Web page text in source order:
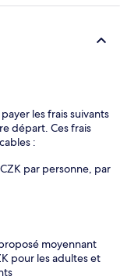
les frais suivants
départ. Ces frais
:
par personne, par
moyennant
pour les adultes et